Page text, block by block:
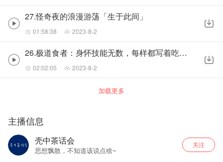
27.怪奇夜的浪漫游荡「生于此间」
01:58:38 2023-8-2
26.极道食者：身怀技能无数，每样都写着吃人！「生于此间」
02:02:05 2023-8-2
加载更多
主播信息
壳中茶话会
思想飘散，不知道该说点啥~
关注